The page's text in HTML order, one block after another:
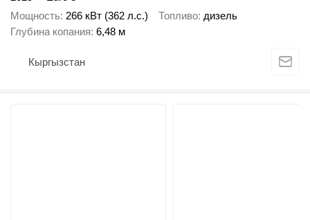
Мощность 266 кВт (362 л.с.) Топливо дизель
Глубина копания 6,48 м
Кыргызстан